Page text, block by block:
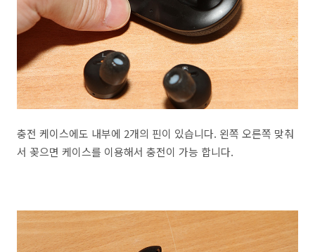
충전 케이스에도 내부에 2개의 핀이 있습니다. 왼쪽 오른쪽 맞춰
서 꽂으면 케이스를 이용해서 충전이 가능 합니다.